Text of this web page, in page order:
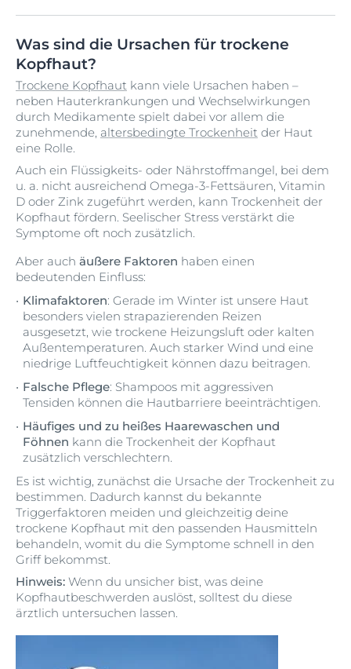
Was sind die Ursachen für trockene
Kopfhaut?
Trockene Kopfhaut kann viele Ursachen haben –
neben Hauterkrankungen und Wechselwirkungen
durch Medikamente spielt dabei vor allem die
zunehmende, altersbedingte Trockenheit der Haut
eine Rolle.
Auch ein Flüssigkeits- oder Nährstoffmangel, bei dem
u. a. nicht ausreichend Omega-3-Fettsäuren, Vitamin
D oder Zink zugeführt werden, kann Trockenheit der
Kopfhaut fördern. Seelischer Stress verstärkt die
Symptome oft noch zusätzlich.
Aber auch äußere Faktoren haben einen
bedeutenden Einfluss:
Klimafaktoren: Gerade im Winter ist unsere Haut
besonders vielen strapazierenden Reizen
ausgesetzt, wie trockene Heizungsluft oder kalten
Außentemperaturen. Auch starker Wind und eine
niedrige Luftfeuchtigkeit können dazu beitragen.
Falsche Pflege: Shampoos mit aggressiven
Tensiden können die Hautbarriere beeinträchtigen.
Häufiges und zu heißes Haarewaschen und
Föhnen kann die Trockenheit der Kopfhaut
zusätzlich verschlechtern.
Es ist wichtig, zunächst die Ursache der Trockenheit zu
bestimmen. Dadurch kannst du bekannte
Triggerfaktoren meiden und gleichzeitig deine
trockene Kopfhaut mit den passenden Hausmitteln
behandeln, womit du die Symptome schnell in den
Griff bekommst.
Hinweis: Wenn du unsicher bist, was deine
Kopfhautbeschwerden auslöst, solltest du diese
ärztlich untersuchen lassen.